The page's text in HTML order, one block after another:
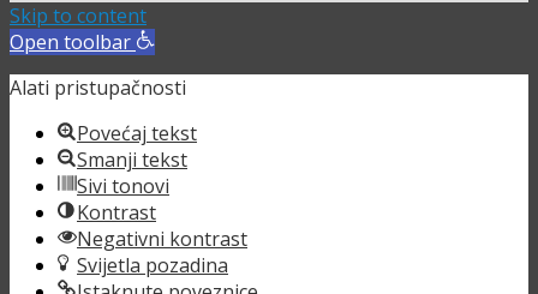
Skip to content
Open toolbar
Alati pristupačnosti
Povećaj tekst
Smanji tekst
Sivi tonovi
Kontrast
Negativni kontrast
Svijetla pozadina